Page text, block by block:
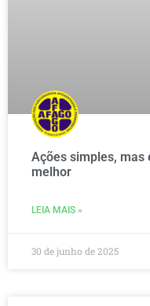
Ações simples,
melhor
LEIA MAIS »
30 de junho de 2025